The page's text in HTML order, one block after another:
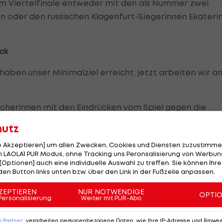
Viertelfinale entweder mit den als Nummer zwei
oder den russischen Klagenfurt-Siegerinnen
unser Minimalziel erreicht, jetzt arbeiten wir an
mit den Eindrücken vom Spiel gegen die
Noch nie waren so viele Fans gegen uns, das
fair", meinte Doris Schwaiger nach dem
Großbritannien.
sorgte für Unterstützung. "Wir haben eine
Akzeptieren] um allen Zwecken, Cookies und Diensten
PUR Modus, ohne Tracking uns Peronsalisierung von
auch eine individuelle Auswahl zu treffen. Sie können
Button links unten bzw. über den Link in der Fußzeile anpassen.
NUR NOTWENDIGE
Weiter mit PUR-Abo
Partner verarbeiten personenbezogene Daten, wie Ihre IP-Adresse und